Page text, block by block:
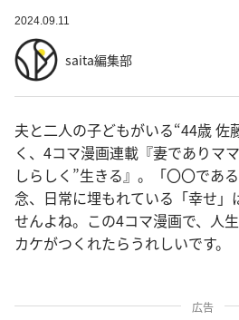
2024.09.11
saita編集部
夫と二人の子どもがいる“44歳 佐
く、4コマ漫画連載『妻でありマ
しらしく”生きる』。「〇〇であ
念、日常に埋もれている「幸せ」
せんよね。この4コマ漫画で、人
カケがつくれたらうれしいです。
広告